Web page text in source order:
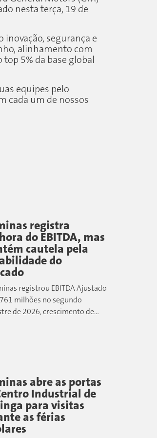
nesta terça, 19 de
segurança e
alinhamento com
5% da base global
equipes pelo
cada um de nossos
registra
do EBITDA, mas
cautela pela
do
registrou EBITDA Ajustado
milhões no segundo
de 2026, crescimento de
abre as portas
Industrial de
para visitas
as férias